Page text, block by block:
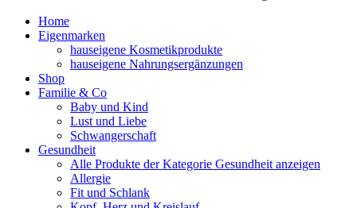
Home
Eigenmarken
hauseigene Kosmetikprodukte
hauseigene Nahrungsergänzungen
Shop
Familie & Co
Baby und Kind
Lust und Liebe
Schwangerschaft
Gesundheit
Alle Produkte der Kategorie Gesundheit anzeigen
Allergie
Fit und Schlank